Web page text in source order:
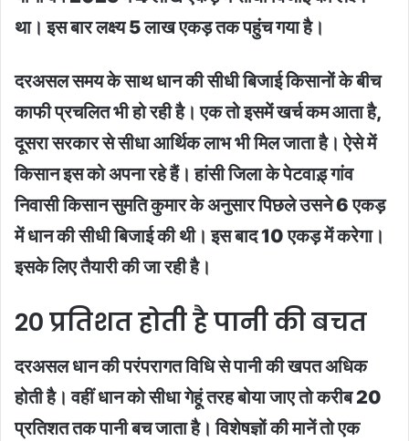
था। इस बार लक्ष्य 5 लाख एकड़ तक पहुंच गया है।
दरअसल समय के साथ धान की सीधी बिजाई किसानों के बीच
काफी प्रचलित भी हो रही है। एक तो इसमें खर्च कम आता है,
दूसरा सरकार से सीधा आर्थिक लाभ भी मिल जाता है। ऐसे में
किसान इस को अपना रहे हैं। हांसी जिला के पेटवाड़् गांव
निवासी किसान सुमति कुमार के अनुसार पिछले उसने 6 एकड़
में धान की सीधी बिजाई की थी। इस बाद 10 एकड़ में करेगा।
इसके लिए तैयारी की जा रही है।
20 प्रतिशत होती है पानी की बचत
दरअसल धान की परंपरागत विधि से पानी की खपत अधिक
होती है। वहीं धान को सीधा गेहूं तरह बोया जाए तो करीब 20
प्रतिशत तक पानी बच जाता है। विशेषज्ञों की मानें तो एक